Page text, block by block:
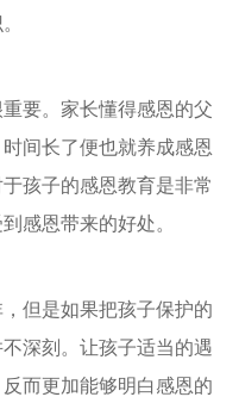
要。家长懂得感恩的父
间长了便也就养成感恩
孩子的感恩教育是非常
感恩带来的好处。
但是如果把孩子保护的
深刻。让孩子适当的遇
而更加能够明白感恩的